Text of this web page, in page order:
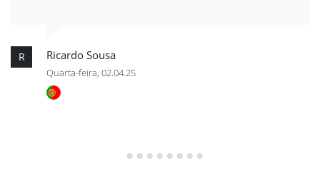
R Ricardo Sousa
Quarta-feira, 02.04.25